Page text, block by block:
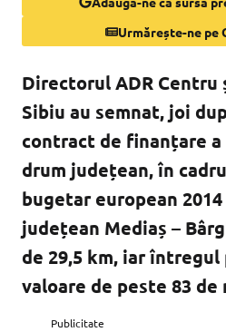
Urmărește-ne pe
Directorul ADR Centru
Sibiu au semnat, joi
contract de finanțare
drum județean, în
bugetar european
județean Mediaș –
de 29,5 km, iar
valoare de peste 83
Publicitate